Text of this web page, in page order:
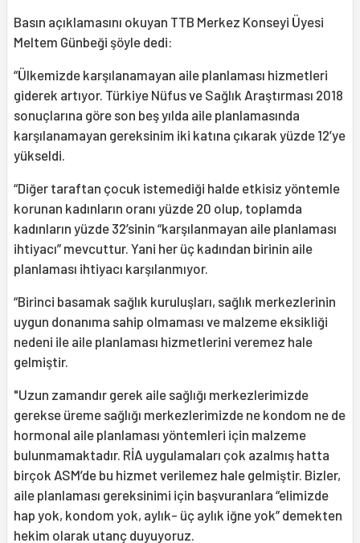
Basın açıklamasını okuyan TTB Merkez Konseyi Üyesi
Meltem Günbeği şöyle dedi:
“Ülkemizde karşılanamayan aile planlaması hizmetleri
giderek artıyor. Türkiye Nüfus ve Sağlık Araştırması 2018
sonuçlarına göre son beş yılda aile planlamasında
karşılanamayan gereksinim iki katına çıkarak yüzde 12’ye
yükseldi.
“Diğer taraftan çocuk istemediği halde etkisiz yöntemle
korunan kadınların oranı yüzde 20 olup, toplamda
kadınların yüzde 32’sinin “karşılanmayan aile planlaması
ihtiyacı” mevcuttur. Yani her üç kadından birinin aile
planlaması ihtiyacı karşılanmıyor.
“Birinci basamak sağlık kuruluşları, sağlık merkezlerinin
uygun donanıma sahip olmaması ve malzeme eksikliği
nedeni ile aile planlaması hizmetlerini veremez hale
gelmiştir.
"Uzun zamandır gerek aile sağlığı merkezlerimizde
gerekse üreme sağlığı merkezlerimizde ne kondom ne de
hormonal aile planlaması yöntemleri için malzeme
bulunmamaktadır. RİA uygulamaları çok azalmış hatta
birçok ASM’de bu hizmet verilemez hale gelmiştir. Bizler,
aile planlaması gereksinimi için başvuranlara “elimizde
hap yok, kondom yok, aylık- üç aylık iğne yok” demekten
hekim olarak utanç duyuyoruz.